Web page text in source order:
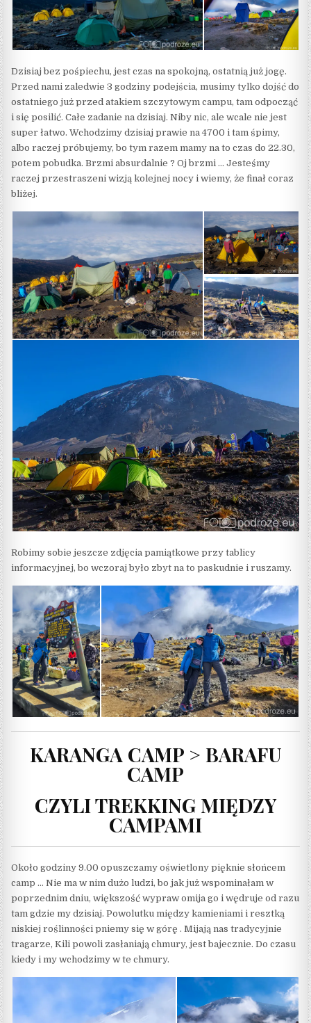
Dzisiaj bez pośpiechu, jest czas na spokojną, ostatnią już jogę.
Przed nami zaledwie 3 godziny podejścia, musimy tylko dojść do
ostatniego już przed atakiem szczytowym campu, tam odpocząć
i się posilić. Całe zadanie na dzisiaj. Niby nic, ale wcale nie jest
super łatwo. Wchodzimy dzisiaj prawie na 4700 i tam śpimy,
albo raczej próbujemy, bo tym razem mamy na to czas do 22.30,
potem pobudka. Brzmi absurdalnie ? Oj brzmi … Jesteśmy
raczej przestraszeni wizją kolejnej nocy i wiemy, że finał coraz
bliżej.
Robimy sobie jeszcze zdjęcia pamiątkowe przy tablicy
informacyjnej, bo wczoraj było zbyt na to paskudnie i ruszamy.
KARANGA CAMP > BARAFU
CAMP
CZYLI TREKKING MIĘDZY
CAMPAMI
Około godziny 9.00 opuszczamy oświetlony pięknie słońcem
camp … Nie ma w nim dużo ludzi, bo jak już wspominałam w
poprzednim dniu, większość wypraw omija go i wędruje od razu
tam gdzie my dzisiaj. Powolutku między kamieniami i resztką
niskiej roślinności pniemy się w górę . Mijają nas tradycyjnie
tragarze, Kili powoli zasłaniają chmury, jest bajecznie. Do czasu
kiedy i my wchodzimy w te chmury.